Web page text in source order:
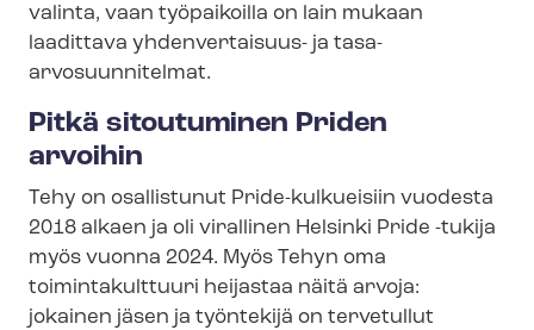
valinta, vaan työpaikoilla on lain mukaan
laadittava yhdenvertaisuus- ja tasa-​
arvosuunnitelmat.
Pitkä sitoutuminen Priden
arvoihin
Tehy on osallistunut Pride-kulkueisiin vuodesta
2018 alkaen ja oli virallinen Helsinki Pride -tukija
myös vuonna 2024. Myös Tehyn oma
toimintakulttuuri heijastaa näitä arvoja:
jokainen jäsen ja työntekijä on tervetullut